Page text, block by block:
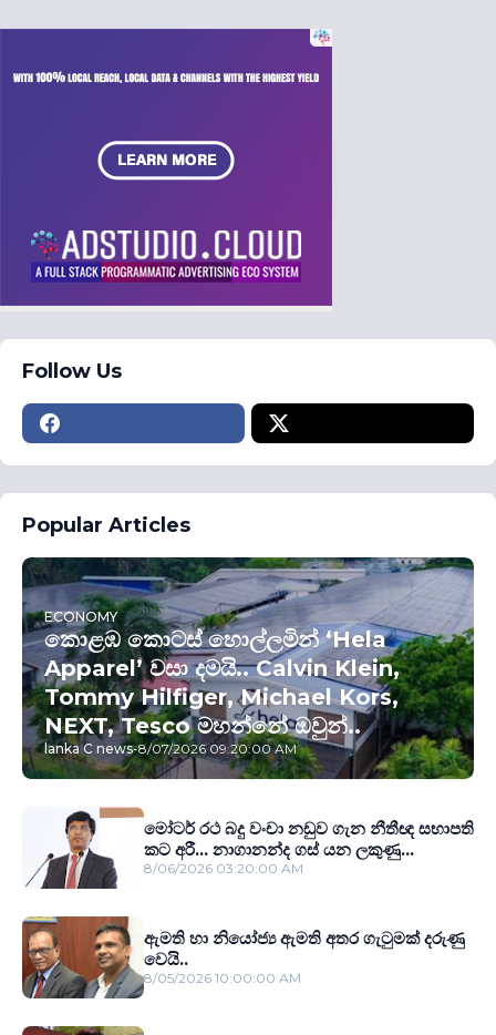
Follow Us
Popular Articles
ECONOMY
කොළඹ කොටස් හොල්ලමින් ‘Hela
Apparel’ වසා දමයි.. Calvin Klein,
Tommy Hilfiger, Michael Kors,
NEXT, Tesco මහන්නේ ඔවුන්..
lanka C news-8/07/2026 09:20:00 AM
මෝටර් රථ බදු වංචා නඩුව ගැන නීතීඥ සභාපති
කට අරී... නාගානන්ද ගස් යන ලකුණු...
8/06/2026 03:20:00 AM
ඇමති හා නියෝජ්‍ය ඇමති අතර ගැටුමක් දරුණු
වෙයි..
8/05/2026 10:00:00 AM